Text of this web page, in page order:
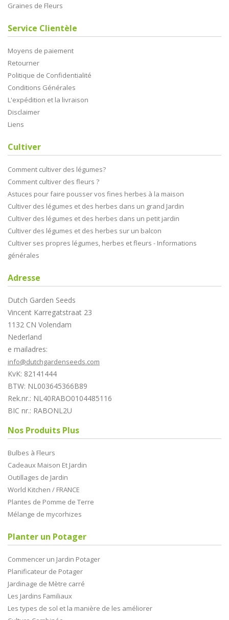
Graines de Fleurs
Service Clientèle
Moyens de paiement
Retourner
Politique de Confidentialité
Conditions Générales
L'expédition et la livraison
Disclaimer
Liens
Cultiver
Comment cultiver des légumes?
Comment cultiver des fleurs ?
Astuces pour faire pousser vos fines herbes à la maison
Cultiver des légumes et des herbes dans un grand Jardin
Cultiver des légumes et des herbes dans un petit jardin
Cultiver des légumes et des herbes sur un balcon
Cultiver ses propres légumes, herbes et fleurs - Informations
générales
Adresse
Dutch Garden Seeds
Vincent Karregatstraat 23
1132 CN Volendam
Nederland
e mailadres:
info@dutchgardenseeds.com
KvK: 82141444
BTW: NL003645366B89
Rek.nr.: NL40RABO0104485116
BIC nr.: RABONL2U
Nos Produits Plus
Bulbes à Fleurs
Cadeaux Maison Et Jardin
Outillages de Jardin
World Kitchen / FRANCE
Plantes de Pomme de Terre
Mélange de mycorhizes
Planter un Potager
Commencer un Jardin Potager
Planificateur de Potager
Jardinage de Mètre carré
Les Jardins Familiaux
Les types de sol et la manière de les améliorer